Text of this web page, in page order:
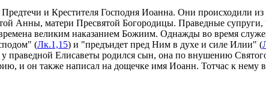
и Крестителя Господня Иоанна. Они происходили
Анны, матери Пресвятой Богородицы. Праведные супруги,
великим наказанием Божиим. Однажды во время
(Лк.1,15) и "предъидет пред Ним в духе и силе Илии" (
праведной Елисаветы родился сын, она по внушению
и он также написал на дощечке имя Иоанн. Тотчас к нему